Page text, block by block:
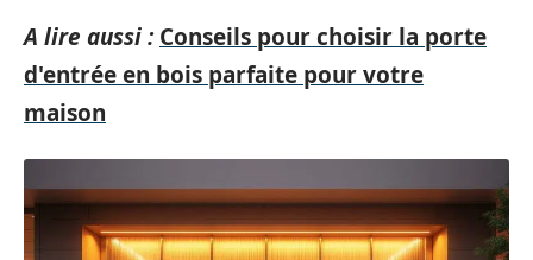
A lire aussi : Conseils pour choisir la porte
d'entrée en bois parfaite pour votre
maison